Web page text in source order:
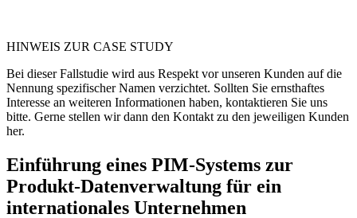
HINWEIS ZUR CASE STUDY
Bei dieser Fallstudie wird aus Respekt vor unseren Kunden auf die
Nennung spezifischer Namen verzichtet. Sollten Sie ernsthaftes
Interesse an weiteren Informationen haben, kontaktieren Sie uns
bitte. Gerne stellen wir dann den Kontakt zu den jeweiligen Kunden
her.
Einführung eines PIM-Systems zur
Produkt-Datenverwaltung für ein
internationales Unternehmen